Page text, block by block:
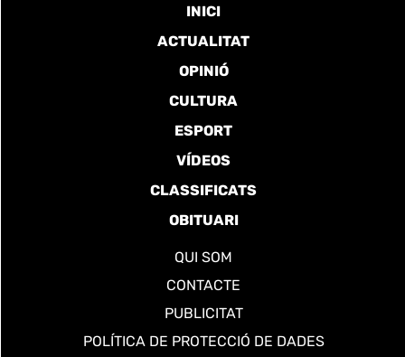
INICI
ACTUALITAT
OPINIÓ
CULTURA
ESPORT
VÍDEOS
CLASSIFICATS
OBITUARI
QUI SOM
CONTACTE
PUBLICITAT
POLÍTICA DE PROTECCIÓ DE DADES